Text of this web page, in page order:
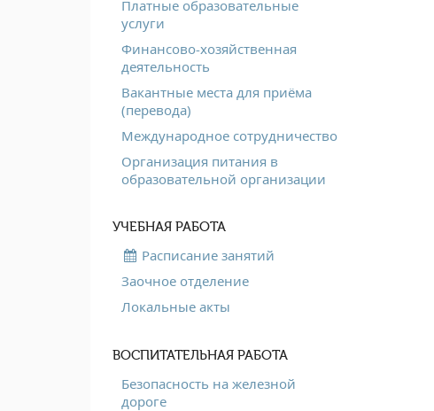
Платные образовательные
услуги
Финансово-хозяйственная
деятельность
Вакантные места для приёма
(перевода)
Международное сотрудничество
Организация питания в
образовательной организации
УЧЕБНАЯ РАБОТА
Расписание занятий
Заочное отделение
Локальные акты
ВОСПИТАТЕЛЬНАЯ РАБОТА
Безопасность на железной
дороге